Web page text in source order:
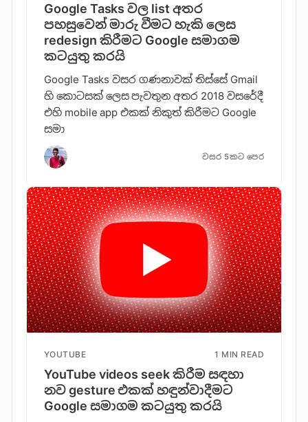
Google Tasks වල list අතර
පහසුවෙන් මාරු වීමට හැකි ලෙස
redesign කිරීමට Google සමාගම
කටයුතු කරයි
Google Tasks වසර ගණනාවක් තිස්සේ Gmail
හි කොටසක් ලෙස පැවතුන අතර 2018 වසරේදී
එහි mobile app එකක් නිකුත් කිරීමට Google
සමා
වසර 5කට පෙර
YOUTUBE 1 MIN READ
YouTube videos seek කිරීම සඳහා
නව gesture එකක් හඳුන්වාදීමට
Google සමාගම කටයුතු කරයි